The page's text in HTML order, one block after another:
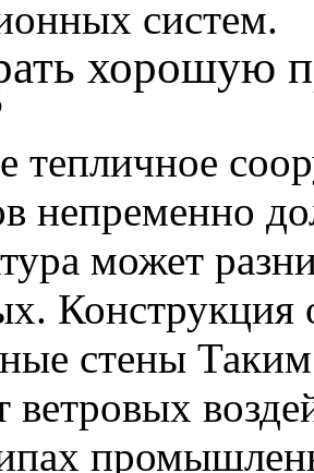
систем.
хорошую
тепличное
непременно
может
Конструкция
стены
ветровых